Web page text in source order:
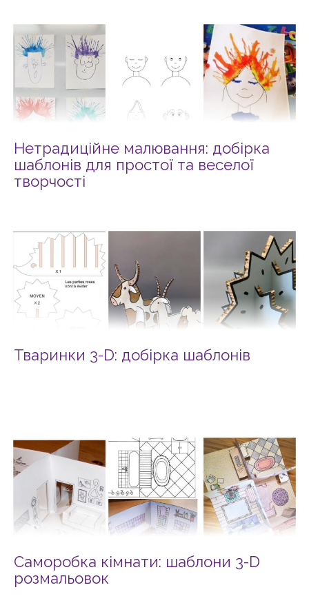
Нетрадиційне малювання: добірка
шаблонів для простої та веселої
творчості
Тваринки 3-D: добірка шаблонів
Саморобка кімнати: шаблони 3-D
розмальовок